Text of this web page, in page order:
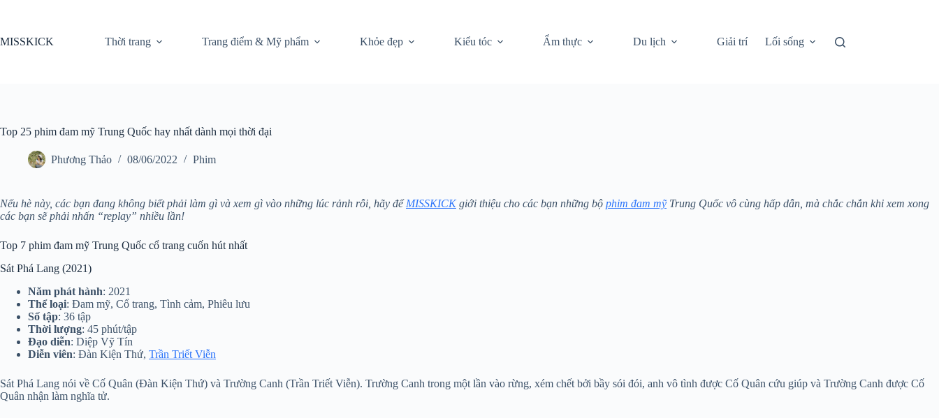
nội
MISSKICK Thời trang Trang điểm & Mỹ phẩm Khỏe đẹp Kiểu tóc Ẩm thực Du lịch Giải trí Lối sống
Top 25 phim đam mỹ Trung Quốc hay nhất dành mọi thời đại
Phương Thảo 08/06/2022 Phim
Nếu hè này, các bạn đang không biết phải làm gì và xem gì vào những lúc rảnh rỗi, hãy đểMISSKICKgiới thiệu cho các bạn những bộ phim đam mỹTrung Quốc vô cùng hấp dẫn, mà chắc chắn khi xem xong
các bạn sẽ phải nhấn “replay” nhiều lần!
Top 7 phim đam mỹ Trung Quốc cổ trang cuốn hút nhất
Sát Phá Lang (2021)
Năm phát hành: 2021
Thể loại: Đam mỹ, Cổ trang, Tình cảm, Phiêu lưu
Số tập: 36 tập
Thời lượng: 45 phút/tập
Đạo diễn: Diệp Vỹ Tín
Diễn viên: Đàn Kiện Thứ, Trần Triết Viễn
Sát Phá Lang nói về Cố Quân (Đàn Kiện Thứ) và Trường Canh (Trần Triết Viễn). Trường Canh trong một lần vào rừng, xém chết bởi bầy sói đói, anh vô tình được Cố Quân cứu giúp và Trường Canh được Cố
Quân nhận làm nghĩa tử.